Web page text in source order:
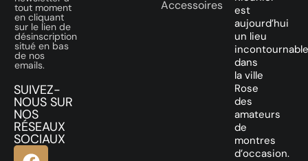
tout moment
en cliquant
sur le lien de
désinscription
situé en bas
de nos
emails.
SUIVEZ-
NOUS SUR
NOS
RÉSEAUX
SOCIAUX
Accessoires
est
aujourd’hui
un lieu
incontournable
dans
la ville
Rose
des
amateurs
de
montres
d’occasion.